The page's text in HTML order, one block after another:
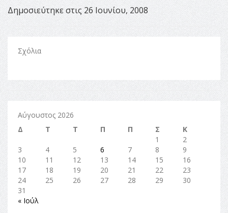
Δημοσιεύτηκε στις 26 Ιουνίου, 2008
Σχόλια
Αύγουστος 2026
Δ
Τ Τ Π Π Σ
Κ
1
2
3
4 5 6 7 8
9
10
11 12 13 14 15
16
17
18 19 20 21 22
23
24
25 26 27 28 29
30
31
« Ιούλ